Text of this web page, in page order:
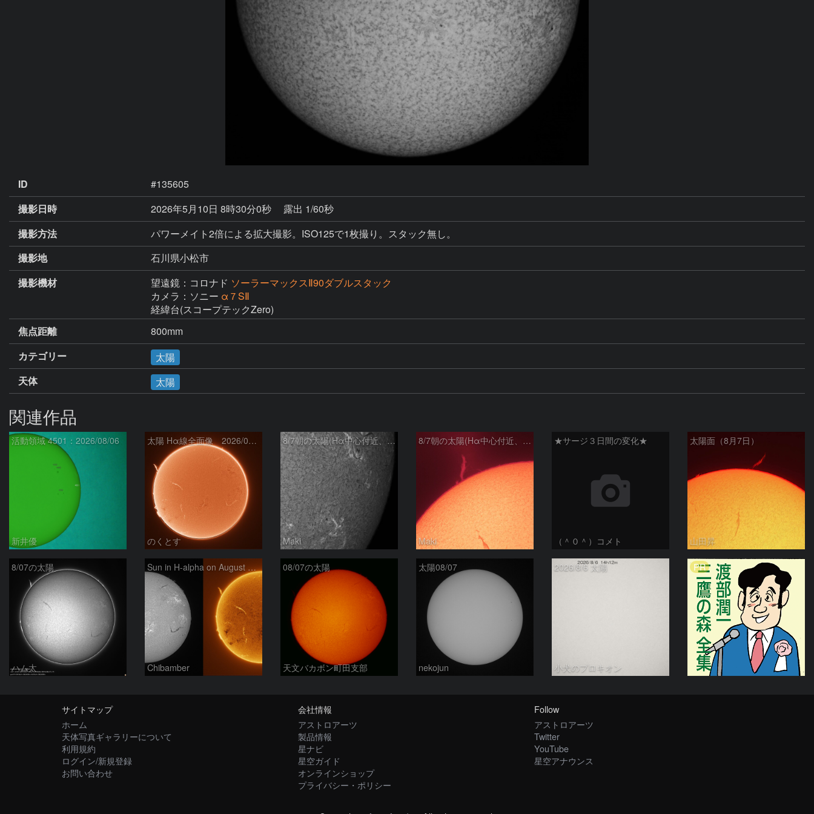
ID
#135605
撮影日時
2026年5月10日 8時30分0秒
露出 1/60秒
撮影方法
パワーメイト2倍による拡大撮影。ISO125で1枚撮り。スタック無し。
撮影地
石川県小松市
撮影機材
望遠鏡：コロナド ソーラーマックスⅡ90ダブルスタック
カメラ：ソニー α７SⅡ
経緯台(スコープテックZero)
焦点距離
800mm
カテゴリー
太陽
天体
太陽
関連作品
活動領域 4501：2026/08/06
新井優
太陽 Hα線全面像 2026/08/07
のくとす
8/7朝の太陽(Hα中心付近、4498、4502付近)
Maki
8/7朝の太陽(Hα中心付近、プロミネンス)
Maki
★サージ３日間の変化★
（＾０＾）コメト
太陽面（8月7日）
山田昇
8/07の太陽
ハム太
Sun in H-alpha on August 7, 2026
Chibamber
08/07の太陽
天文バカボン町田支部
太陽08/07
nekojun
2026/8/6 太陽
小犬のプロキオン
PR
サイトマップ
ホーム
天体写真ギャラリーについて
利用規約
ログイン/新規登録
お問い合わせ
会社情報
アストロアーツ
製品情報
星ナビ
星空ガイド
オンラインショップ
プライバシー・ポリシー
Follow
アストロアーツ
Twitter
YouTube
星空アナウンス